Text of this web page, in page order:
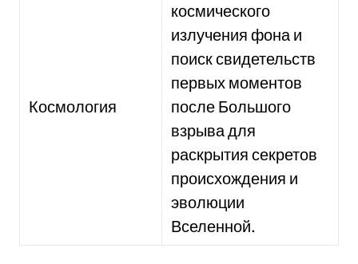
Космология
космического
излучения фона и
поиск свидетельств
первых моментов
после Большого
взрыва для
раскрытия секретов
происхождения и
эволюции
Вселенной.